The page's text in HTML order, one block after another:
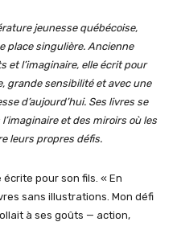
jeunesse québécoise,
place singulière. Ancienne
et l’imaginaire, elle écrit pour
grande sensibilité et avec une
d’aujourd’hui. Ses livres se
et des miroirs où les
leurs propres défis.
pour son fils. « En
sans illustrations. Mon défi
à ses goûts — action,